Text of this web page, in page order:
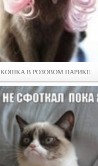
КОШКА В РОЗОВОМ ПАРИКЕ